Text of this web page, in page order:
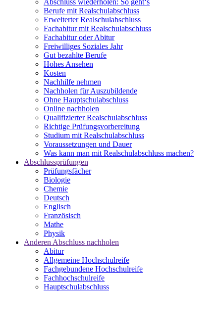
Abschluss wiederholen: So geht‘s
Berufe mit Realschulabschluss
Erweiterter Realschulabschluss
Fachabitur mit Realschulabschluss
Fachabitur oder Abitur
Freiwilliges Soziales Jahr
Gut bezahlte Berufe
Hohes Ansehen
Kosten
Nachhilfe nehmen
Nachholen für Auszubildende
Ohne Hauptschulabschluss
Online nachholen
Qualifizierter Realschulabschluss
Richtige Prüfungsvorbereitung
Studium mit Realschulabschluss
Voraussetzungen und Dauer
Was kann man mit Realschulabschluss machen?
Abschlussprüfungen
Prüfungsfächer
Biologie
Chemie
Deutsch
Englisch
Französisch
Mathe
Physik
Anderen Abschluss nachholen
Abitur
Allgemeine Hochschulreife
Fachgebundene Hochschulreife
Fachhochschulreife
Hauptschulabschluss